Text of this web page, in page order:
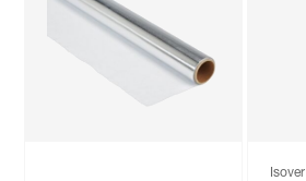
Isover